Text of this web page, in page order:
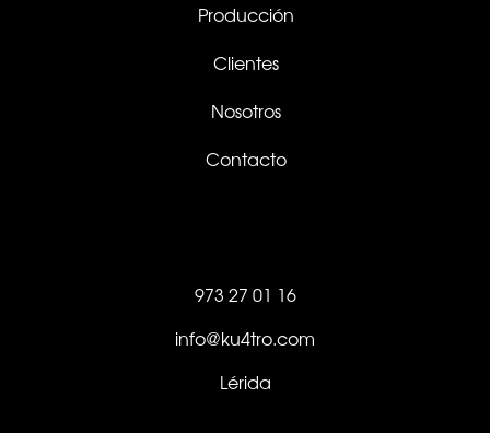
Producción
Clientes
Nosotros
Contacto
973 27 01 16
info@ku4tro.com
Lérida